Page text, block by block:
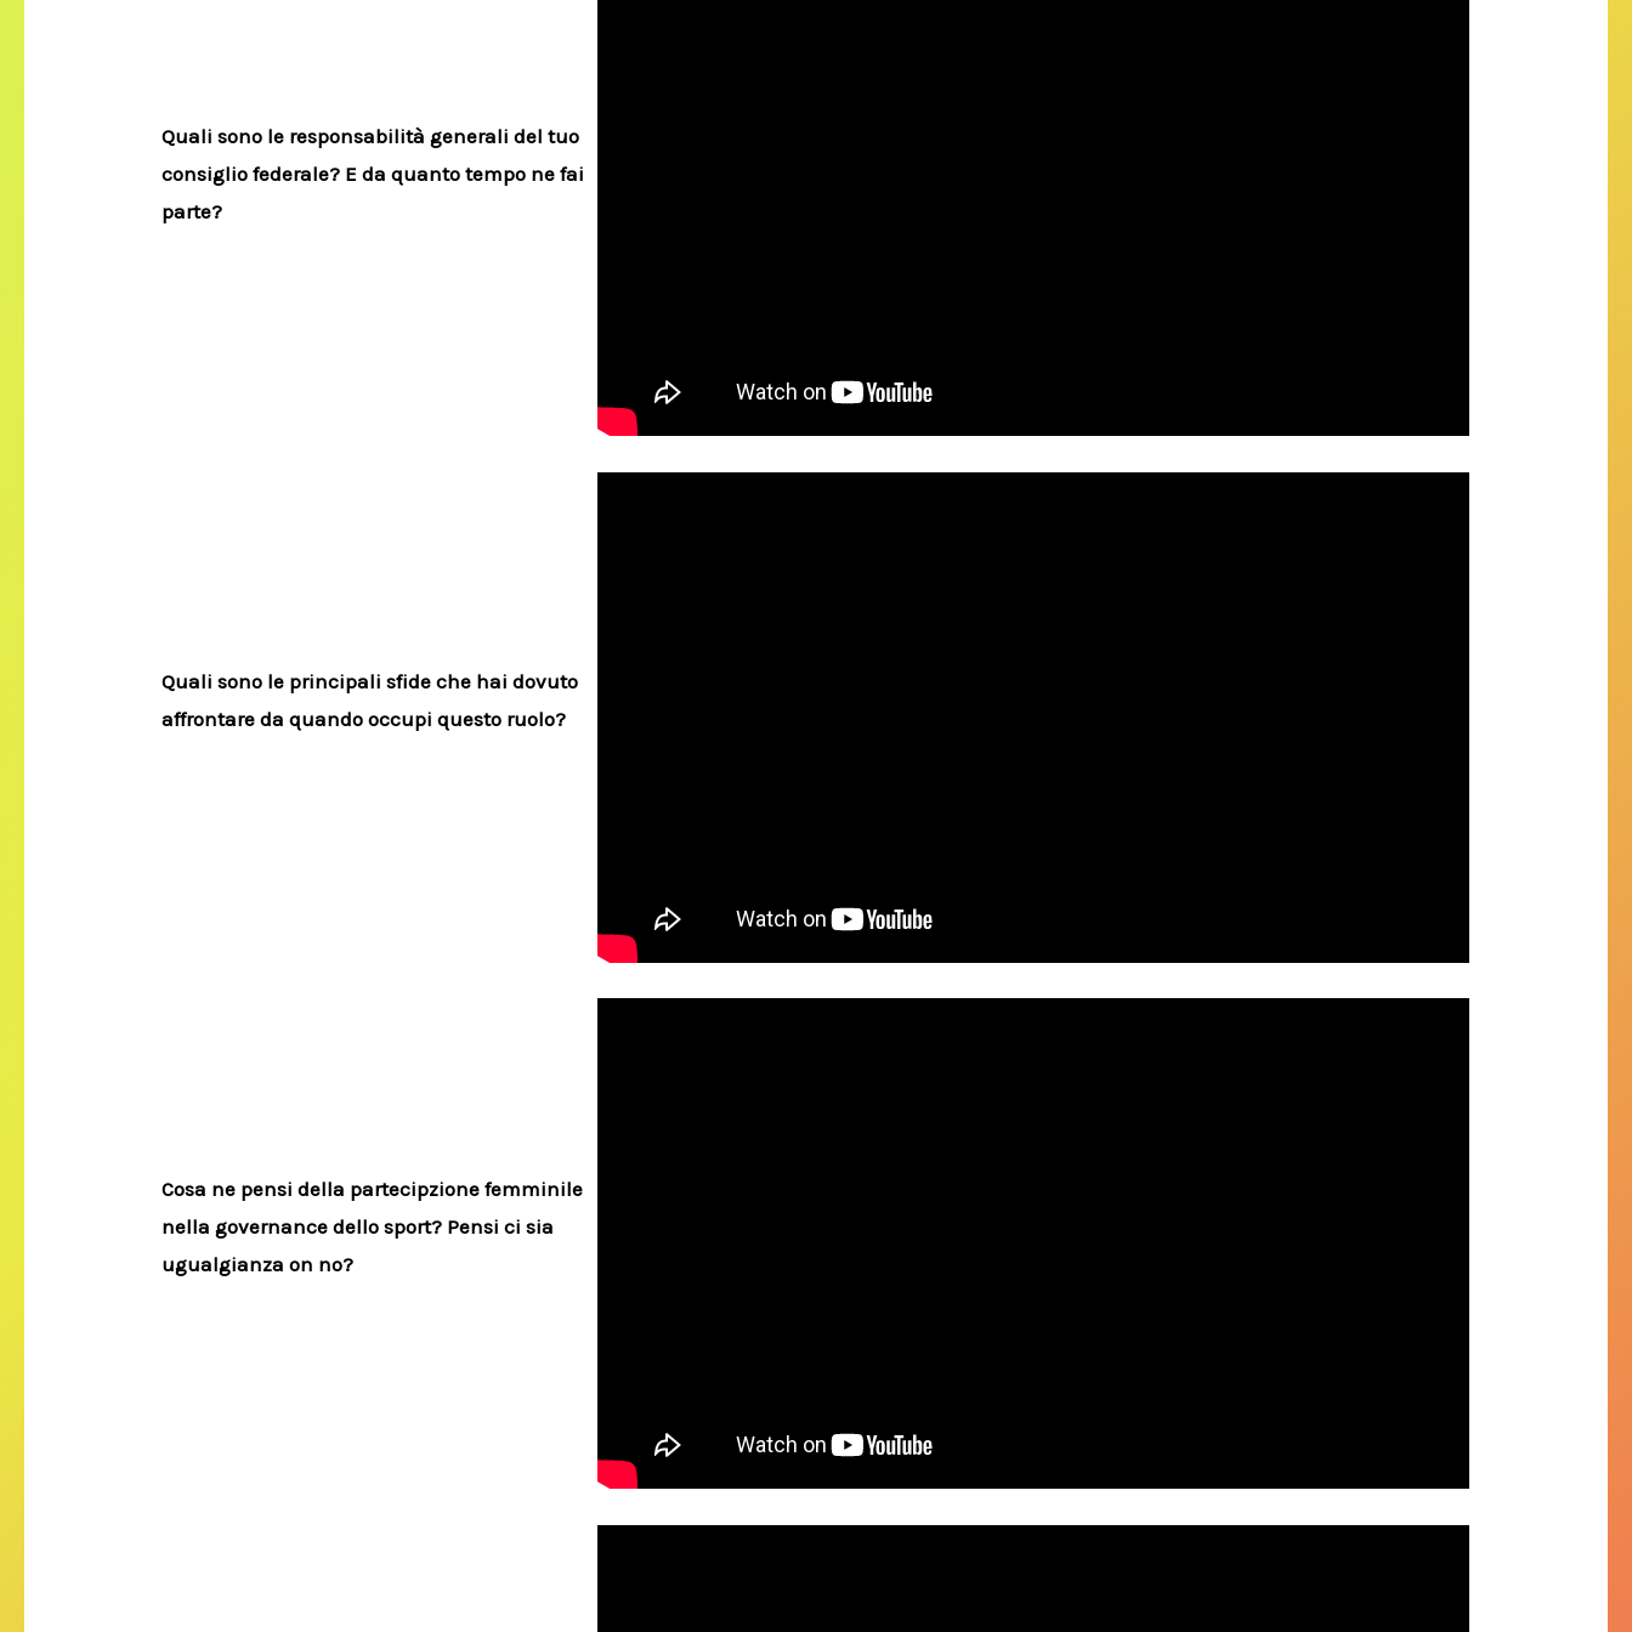
Quali sono le responsabilità generali del tuo
consiglio federale? E da quanto tempo ne fai
parte?
Quali sono le principali sfide che hai dovuto
affrontare da quando occupi questo ruolo?
Cosa ne pensi della partecipzione femminile
nella governance dello sport? Pensi ci sia
ugualgianza on no?